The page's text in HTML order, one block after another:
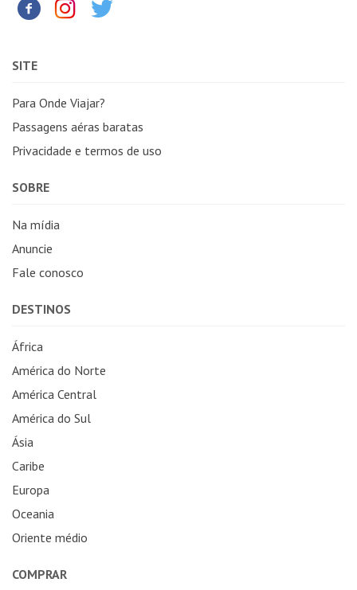
SITE
Para Onde Viajar?
Passagens aéras baratas
Privacidade e termos de uso
SOBRE
Na mídia
Anuncie
Fale conosco
DESTINOS
África
América do Norte
América Central
América do Sul
Ásia
Caribe
Europa
Oceania
Oriente médio
COMPRAR